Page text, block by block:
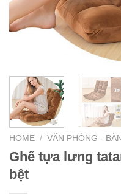
HOME / VĂN PHÒNG -
Ghế tựa lưng
bệt